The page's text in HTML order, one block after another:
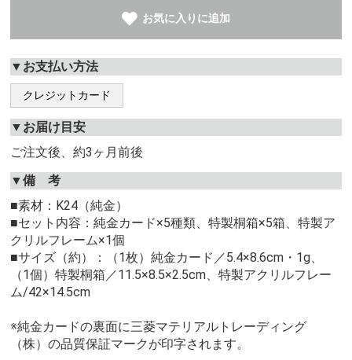
お気に入りに追加
▼お支払い方法
クレジットカード
▼お届け目安
ご注文後、約3ヶ月前後
▼備 考
■素材：K24（純金）
■セット内容：純金カード×5種類、特製桐箱×5箱、特製ア
クリルフレーム×1個
■サイズ（約）：（1枚）純金カード／5.4×8.6cm・1g、
（1個）特製桐箱／11.5×8.5×2.5cm、特製アクリルフレー
ム/42×14.5cm
※純金カードの裏面に三菱マテリアルトレーディング
（株）の品質保証マークが印字されます。